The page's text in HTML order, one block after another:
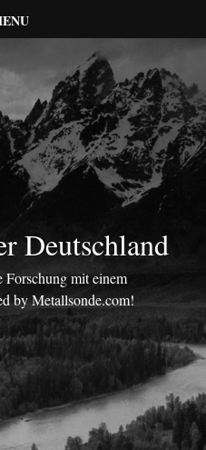
Deutschland
Forschung mit einem
by Metallsonde.com!